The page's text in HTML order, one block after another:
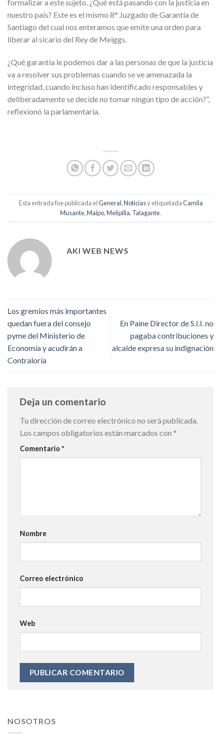
formalizar a este sujeto. ¿Qué está pasando con la justicia en
nuestro país? Este es el mismo 8° Juzgado de Garantía de
Santiago del cual nos enteramos que emite una orden para
liberar al sicario del Rey de Meiggs.
¿Qué garantía le podemos dar a las personas de que la justicia
va a resolver sus problemas cuando se ve amenazada la
integridad, cuando incluso han identificado responsables y
deliberadamente se decide no tomar ningún tipo de acción?”,
reflexionó la parlamentaria.
Esta entrada fue publicada elGeneral,Noticiasy etiquetadaCamila
Musante,Maipo,Melipilla, Talagante.
AKI WEB NEWS
Los gremios más importantes
quedan fuera del consejo
pyme del Ministerio de
Economía y acudirán a
Contraloría
En Paine Director de S.I.I. no
pagaba contribuciones y
alcalde expresa su indignación
Deja un comentario
Tu dirección de correo electrónico no será publicada.
Los campos obligatorios están marcados con *
Comentario *
Nombre
Correo electrónico
Web
NOSOTROS